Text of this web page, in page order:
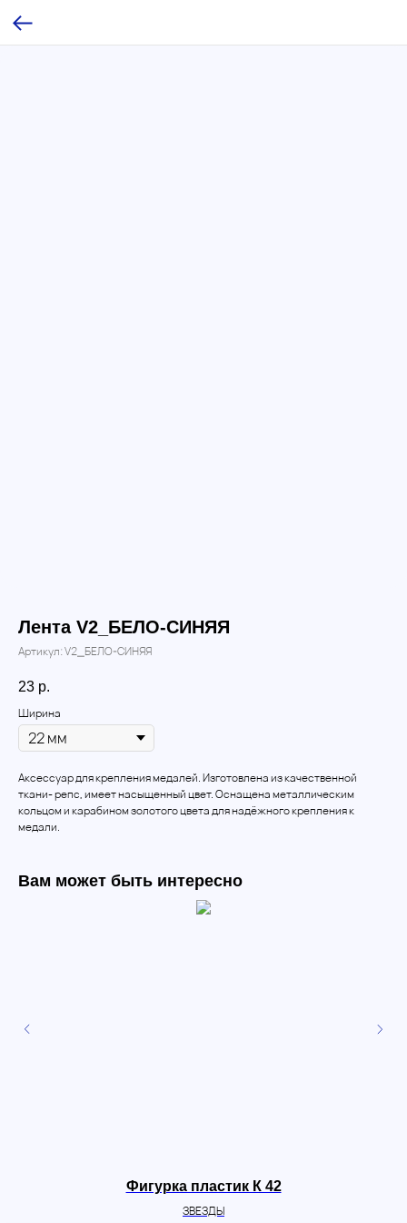
Лента V2_БЕЛО-СИНЯЯ
Артикул:V2_БЕЛО-СИНЯЯ
23 р.
Ширина
Аксессуар для крепления медалей. Изготовлена из качественной
ткани- репс, имеет насыщенный цвет. Оснащена металлическим
кольцом и карабином золотого цвета для надёжного крепления к
медали.
Вам может быть интересно
Фигурка пластик К 42
ЗВЕЗДЫ